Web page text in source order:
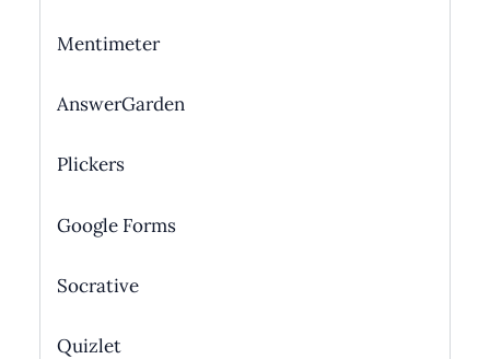
Mentimeter
AnswerGarden
Plickers
Google Forms
Socrative
Quizlet